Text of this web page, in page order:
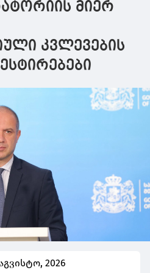
შეიძლება
მიერ
კვლევების
აგვისტო, 2026